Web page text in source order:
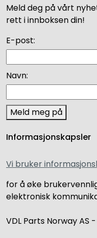
Meld deg på vårt
rett i innboksen din!
E-post:
Navn:
Meld meg på
Informasjonskapsler
Vi bruker
for å øke
elektronisk
VDL Parts Norway AS -